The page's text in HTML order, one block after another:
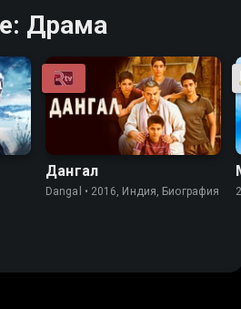
Драма
Дангал
Dangal • 2016, Индия, Биография